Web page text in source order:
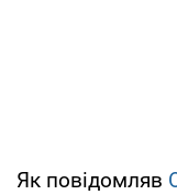
Як повідомляв